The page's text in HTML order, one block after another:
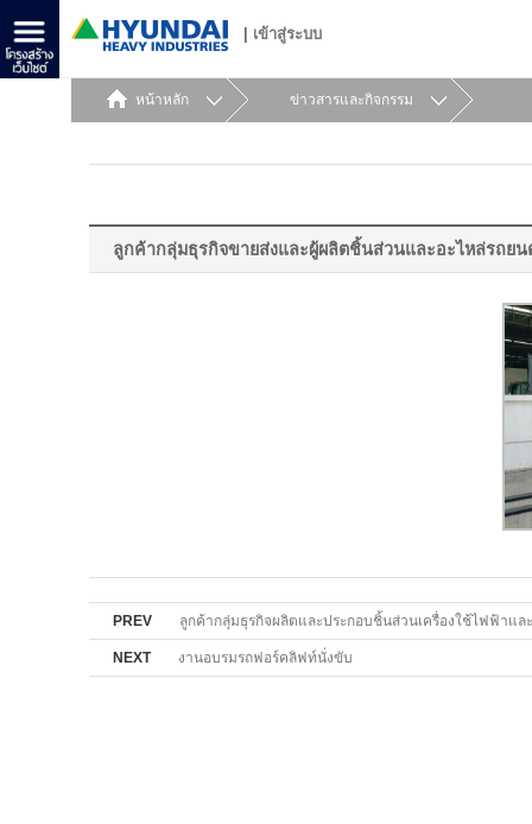
เข้าสู่ระบบ
หน้าหลัก ข่าวสารและกิจกรรม
ลูกค้ากลุ่มธุรกิจขายส่งและผู้ผลิตชิ้นส่วนและอะไหล่รถยน
PREV ลูกค้ากลุ่มธุรกิจผลิตและประกอบชิ้นส่วนเครื่องใช้ไฟฟ้าแล
NEXT งานอบรมรถฟอร์คลิฟท์นั่งขับ